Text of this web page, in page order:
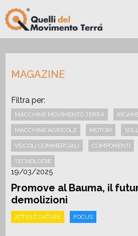
PODCAST
PRODOTTI
CHI SIAMO
PARTNER
MAGAZINE
Filtra per:
MACCHINE MOVIMENTO TERRA
MACCHINE AGRICOLE MOTORI
VEICOLI COMMERCIALI COMPONENTI
TECNOLOGIE
19/03/2025
Promove al Bauma, il
demolizioni
ATTREZZATURE FOCUS